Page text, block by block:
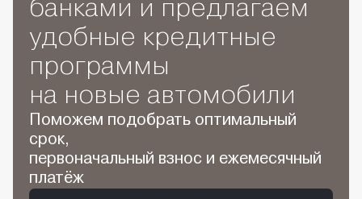
банками и предлагаем
удобные кредитные
программы
на новые автомобили
Поможем подобрать оптимальный
срок,
первоначальный взнос и ежемесячный
платёж